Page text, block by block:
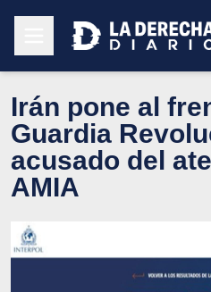
Irán pone al
Guardia
acusado del
AMIA